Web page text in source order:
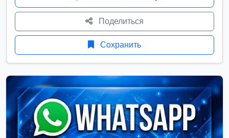
Поделиться
Сохранить